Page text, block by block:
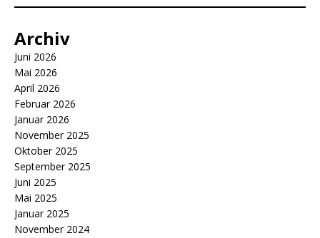
Archiv
Juni 2026
Mai 2026
April 2026
Februar 2026
Januar 2026
November 2025
Oktober 2025
September 2025
Juni 2025
Mai 2025
Januar 2025
November 2024